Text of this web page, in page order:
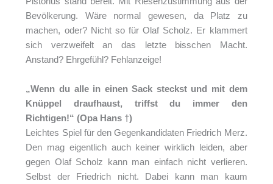
Bevölkerung. Wäre normal gewesen, da Platz zu
machen, oder? Nicht so für Olaf Scholz. Er klammert
sich verzweifelt an das letzte bisschen Macht.
Anstand? Ehrgefühl? Fehlanzeige!
„Wenn du alle in einen Sack steckst und mit dem
Knüppel draufhaust, triffst du immer den
Richtigen!“ (Opa Hans †)
Leichtes Spiel für den Gegenkandidaten Friedrich Merz.
Den mag eigentlich auch keiner wirklich leiden, aber
gegen Olaf Scholz kann man einfach nicht verlieren.
Selbst der Friedrich nicht. Dabei kann man kaum